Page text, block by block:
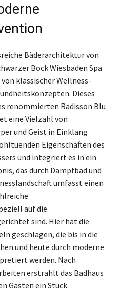
Bäderarchitektur von
Bock Wiesbaden Spa
klassischer Wellness-
Dieses
renommierten Radisson Blu
eine Vielzahl von
und Geist in Einklang
Eigenschaften des
und integriert es in ein
das durch Dampfbad und
umfasst einen
auf die
sind. Hier hat die
geschlagen, die bis in die
und heute durch moderne
werden. Nach
erstrahlt das Badhaus
Gästen ein Stück